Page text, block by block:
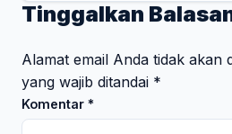
Tinggalkan
Alamat email Anda tidak akan
yang wajib ditandai *
Komentar *